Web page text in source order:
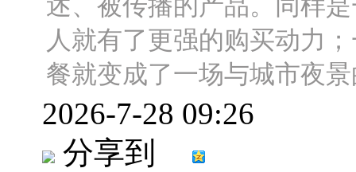
述、被传播的产品。同样
人就有了更强的购买动力
餐就变成了一场与城市夜
2026-7-28 09:26
分享到